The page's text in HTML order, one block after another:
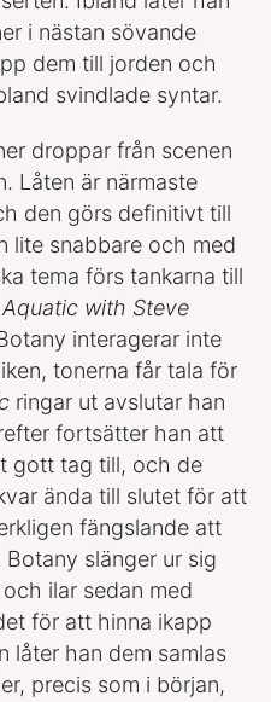
i nästan sövande
dem till jorden och
svindlade syntar.
droppar från scenen
Låten är närmaste
den görs definitivt till
lite snabbare och med
tema förs tankarna till
with Steve
interagerar inte
tonerna får tala för
ringar ut avslutar han
fortsätter han att
gott tag till, och de
ända till slutet för att
fängslande att
slänger ur sig
ilar sedan med
för att hinna ikapp
låter han dem samlas
precis som i början,